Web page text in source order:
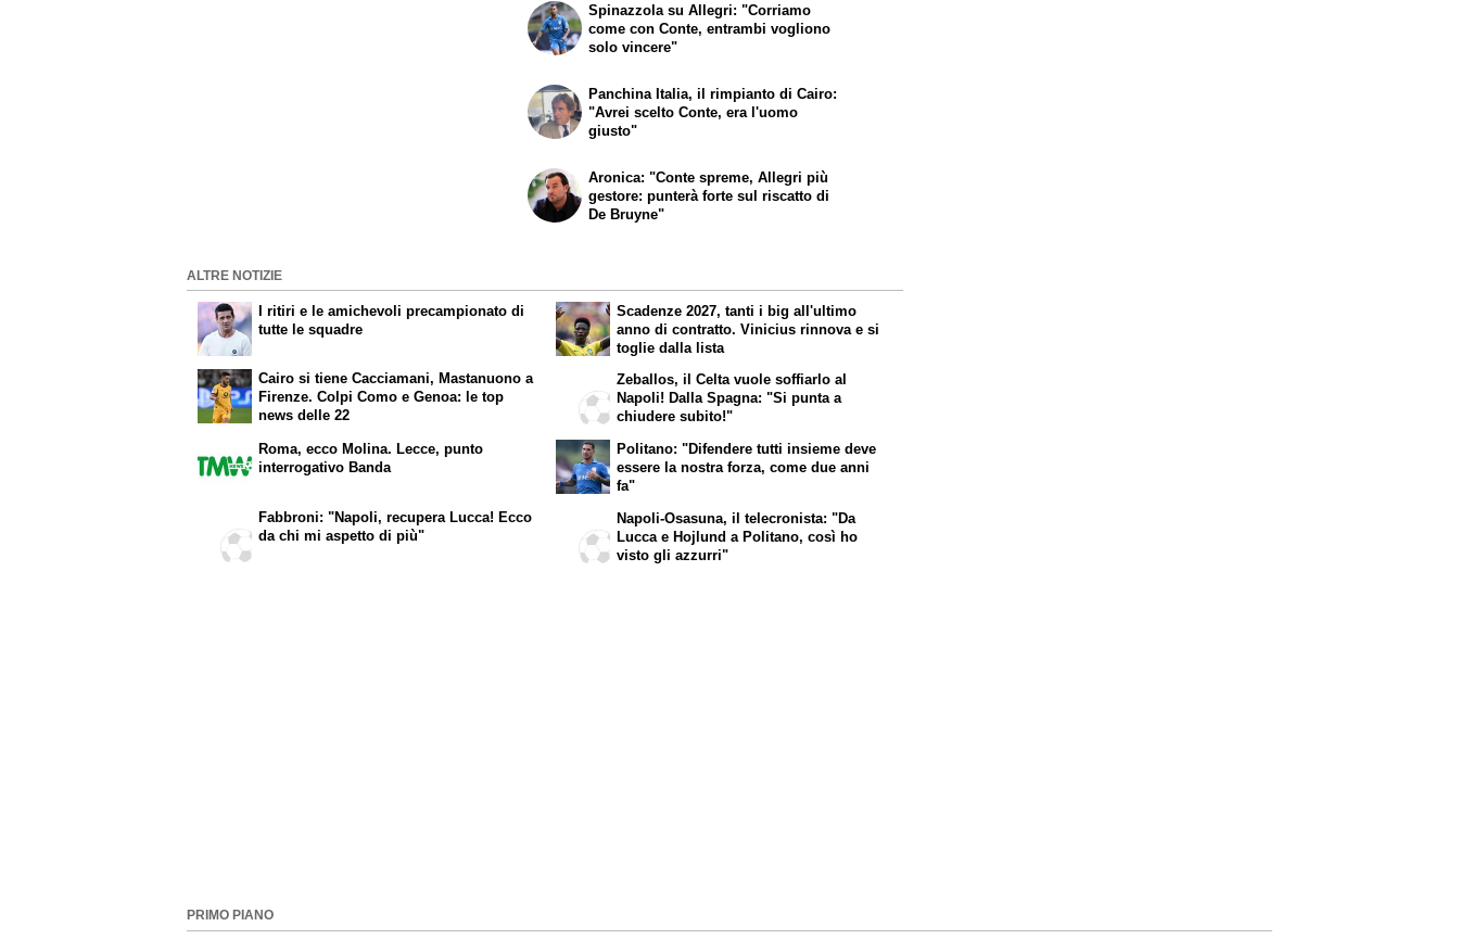
Spinazzola su Allegri: "Corriamo
come con Conte, entrambi vogliono
solo vincere"
Panchina Italia, il rimpianto di Cairo:
"Avrei scelto Conte, era l'uomo
giusto"
Aronica: "Conte spreme, Allegri più
gestore: punterà forte sul riscatto di
De Bruyne"
ALTRE NOTIZIE
I ritiri e le amichevoli precampionato di
tutte le squadre
Cairo si tiene Cacciamani, Mastanuono a
Firenze. Colpi Como e Genoa: le top
news delle 22
Scadenze 2027, tanti i big all'ultimo
anno di contratto. Vinicius rinnova e si
toglie dalla lista
Zeballos, il Celta vuole soffiarlo al
Napoli! Dalla Spagna: "Si punta a
chiudere subito!"
Roma, ecco Molina. Lecce, punto
interrogativo Banda
Fabbroni: "Napoli, recupera Lucca! Ecco
da chi mi aspetto di più"
Politano: "Difendere tutti insieme deve
essere la nostra forza, come due anni
fa"
Napoli-Osasuna, il telecronista: "Da
Lucca e Hojlund a Politano, così ho
visto gli azzurri"
PRIMO PIANO